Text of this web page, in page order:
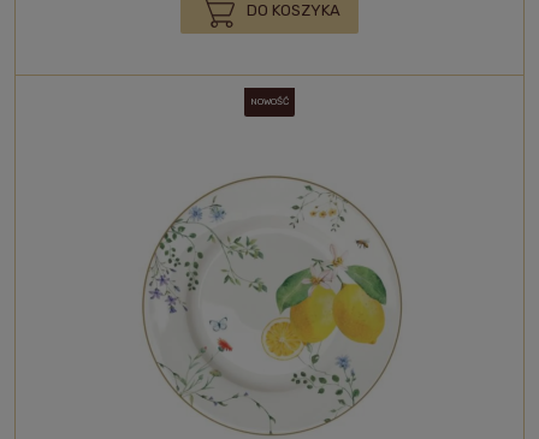
DO KOSZYKA
NOWOŚĆ